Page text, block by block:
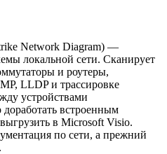
Network Diagram) —
локальной сети. Сканирует
и роутеры,
LLDP и трассировке
устройствами
встроенным
в Microsoft Visio.
по сети, а прежний